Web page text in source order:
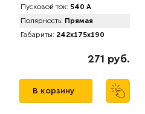
Пусковой ток: 540 А
Полярность: Прямая
Габариты: 242x175x190
271 руб.
В корзину